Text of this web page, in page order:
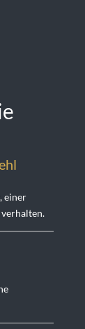
einer